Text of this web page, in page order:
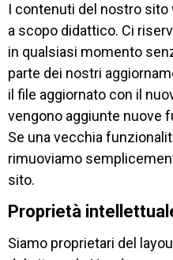
I contenuti del nostro
a scopo didattico. Ci
in qualsiasi momento
parte dei nostri
il file aggiornato con il
vengono aggiunte nuove
Se una vecchia
rimuoviamo
sito.
Proprietà
Siamo proprietari del